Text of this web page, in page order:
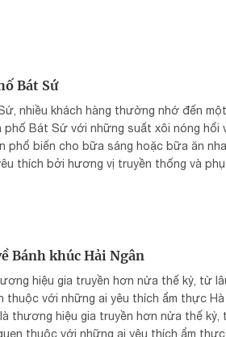
Bát Sứ
nhiều khách hàng thường nhớ đến một
Bát Sứ với những suất xôi nóng hổi
phổ biến cho bữa sáng hoặc bữa ăn
thích bởi hương vị truyền thống và
Bánh khúc Hải Ngân
hiệu gia truyền hơn nửa thế kỷ, từ
thuộc với những ai yêu thích ẩm thực Hà
là thương hiệu gia truyền hơn nửa thế kỷ,
thuộc với những ai yêu thích ẩm thực